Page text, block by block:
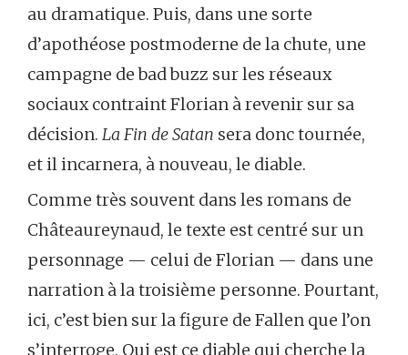
au dramatique. Puis, dans une sorte
d’apothéose postmoderne de la chute, une
campagne de bad buzz sur les réseaux
sociaux contraint Florian à revenir sur sa
décision. La Fin de Satan sera donc tournée,
et il incarnera, à nouveau, le diable.
Comme très souvent dans les romans de
Châteaureynaud, le texte est centré sur un
personnage — celui de Florian — dans une
narration à la troisième personne. Pourtant,
ici, c’est bien sur la figure de Fallen que l’on
s’interroge. Qui est ce diable qui cherche la